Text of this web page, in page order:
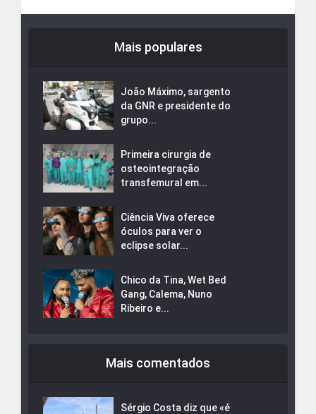
Mais populares
João Máximo, sargento
da GNR e presidente do
grupo...
Primeira cirurgia de
osteointegração
transfemural em...
Ciência Viva oferece
óculos para ver o
eclipse solar...
Chico da Tina, Wet Bed
Gang, Calema, Nuno
Ribeiro e...
Mais comentados
Sérgio Costa diz que «é